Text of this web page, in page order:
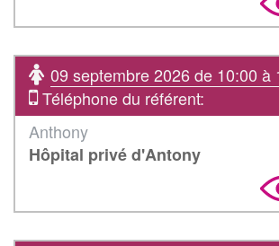
09 septembre 2026 de 10:00 à
Téléphone du référent:
Anthony
Hôpital privé d'Antony